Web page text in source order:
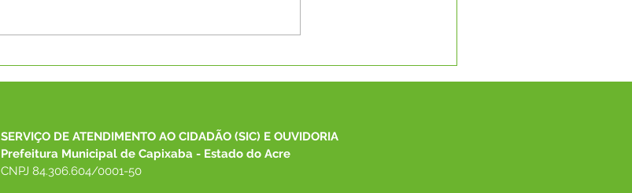
SERVIÇO DE ATENDIMENTO AO CIDADÃO (SIC) E OUVIDORIA
Prefeitura Municipal de Capixaba - Estado do Acre
CNPJ 84.306.604/0001-50